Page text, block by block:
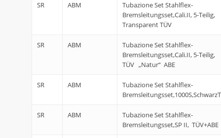
SR ABM
Tubazione Set Stahlflex-
Bremsleitungsset,Cali.II, 5-Teilig,
Transparent TÜV
SR ABM
Tubazione Set Stahlflex-
Bremsleitungsset,Cali.II, 5-Teilig,
TÜV „Natur“ ABE
SR ABM
Tubazione Set Stahlflex-
SR ABM
Tubazione Set Stahlflex-
Bremsleitungsset,SP II, TÜV+ABE